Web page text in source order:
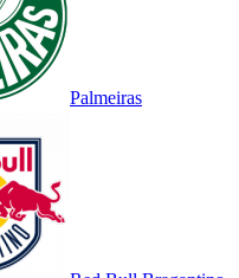
Palmeiras